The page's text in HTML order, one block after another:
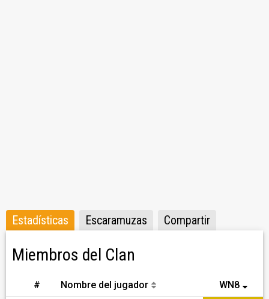
Estadísticas Escaramuzas Compartir
Miembros del Clan
# Nombre del jugador WN8